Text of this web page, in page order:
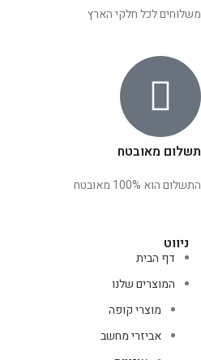
משלוחים לכל חלקי הארץ
תשלום מאובטח
התשלום הוא 100% מאובטח
ניווט
דף הבית
המוצרים שלנו
מוצרי קופה
אביזרי מחשב